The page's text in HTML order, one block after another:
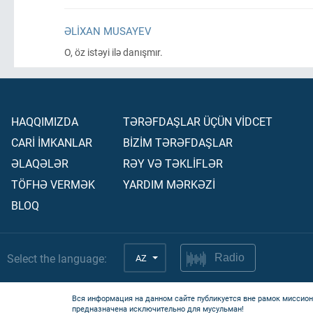
ƏLIXAN MUSAYEV
O, öz istəyi ilə danışmır.
HAQQIMIZDA
CARİ İMKANLAR
ƏLAQƏLƏR
TÖFHƏ VERMƏK
BLOQ
TƏRƏFDAŞLAR ÜÇÜN VİDCET
BİZİM TƏRƏFDAŞLAR
RƏY VƏ TƏKLİFLƏR
YARDIM MƏRKƏZİ
Select the language: AZ Radio
Вся информация на данном сайте публикуется вне рамок
предназначена исключительно для мусульман!